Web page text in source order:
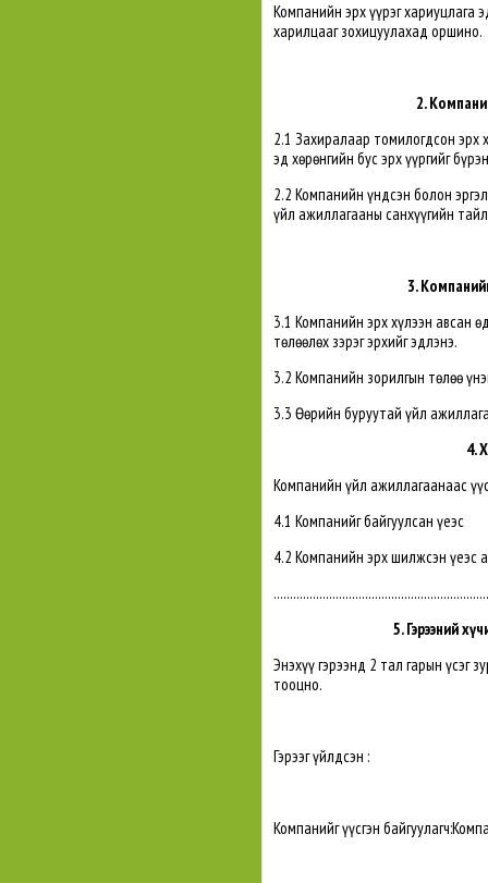
Компанийн эрх үүрэг хариуцлага
харилцааг зохицуулахад оршино.
2. Компани
2.1 Захиралаар томилогдсон эрх
эд хөрөнгийн бус эрх үүргийг
2.2 Компанийн үндсэн болон
үйл ажиллагааны санхүүгийн
3.
3.1 Компанийн эрх хүлээн авсан
төлөөлөх зэрэг эрхийг эдлэнэ.
3.2 Компанийн зорилгын төлөө
3.3 Өөрийн буруутай үйл
4.
Компанийн үйл ажиллагаанаас
4.1 Компанийг байгуулсан үеэс
4.2 Компанийн эрх шилжсэн үеэс
5. Гэрээний
Энэхүү гэрээнд 2 тал гарын үсэг
тооцно.
Гэрээг үйлдсэн :
Компанийг үүсгэн